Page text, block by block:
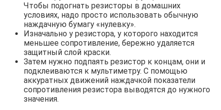
Чтобы подогнать резисторы в домашних
условиях, надо просто использовать обычную
наждачную бумагу «нулевку».
Изначально у резистора, у которого находится
меньшее сопротивление, бережно удаляется
защитный слой краски.
Затем нужно подпаять резистор к концам, они и
подклеиваются к мультиметру. С помощью
аккуратных движений наждачкой показатели
сопротивления резистора выводятся до нужного
значения.